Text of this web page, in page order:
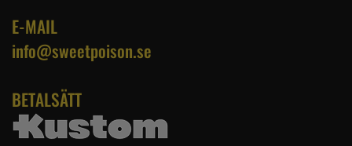
E-MAIL
info@sweetpoison.se
BETALSÄTT